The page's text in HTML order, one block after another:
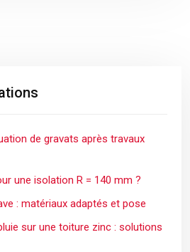
de gravats après travaux
une isolation R = 140 mm ?
: matériaux adaptés et pose
sur une toiture zinc : solutions